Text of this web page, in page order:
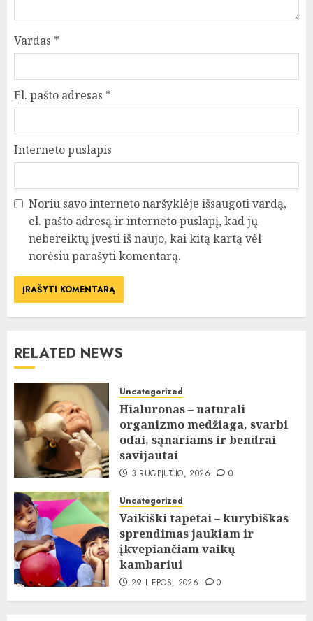
Vardas *
El. pašto adresas *
Interneto puslapis
Noriu savo interneto naršyklėje išsaugoti vardą,
el. pašto adresą ir interneto puslapį, kad jų
nebereiktų įvesti iš naujo, kai kitą kartą vėl
norėsiu parašyti komentarą.
RELATED NEWS
Uncategorized
Hialuronas – natūrali
organizmo medžiaga, svarbi
odai, sąnariams ir bendrai
savijautai
3 RUGPJŪČIO, 2026 0
Uncategorized
Vaikiški tapetai – kūrybiškas
sprendimas jaukiam ir
įkvepiančiam vaikų
kambariui
29 LIEPOS, 2026 0